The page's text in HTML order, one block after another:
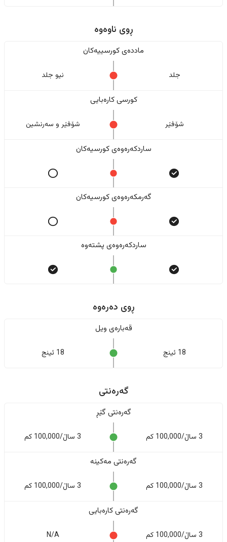
ڕوی ناوەوە
ماددەی کورسییەکان
جلد نیو جلد
کورسی کارەبایی
شۆفێر شۆفێر و سەرنشین
ساردکەرەوەی کورسیەکان
گەرمکەرەوەی کورسیەکان
ساردکەرەوەی پشتەوە
ڕوی دەرەوە
قەبارەی ویل
18 ئینج 18 ئینج
گەرەنتی
گەرەنتی گێڕ
3 ساڵ/100,000 کم 3 ساڵ/100,000 کم
گەرەنتی مەکینە
3 ساڵ/100,000 کم 3 ساڵ/100,000 کم
گەرەنتی کارەبایی
3 ساڵ/100,000 کم N/A